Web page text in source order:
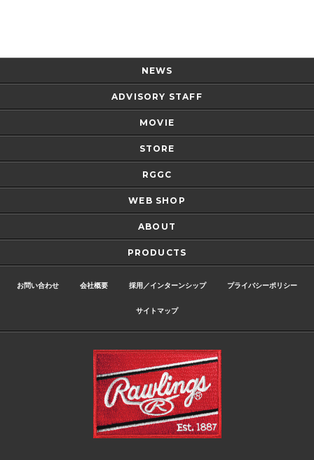
NEWS
ADVISORY STAFF
MOVIE
STORE
RGGC
WEB SHOP
ABOUT
PRODUCTS
お問い合わせ 会社概要 採用／インターンシップ プライバシーポリシー
サイトマップ